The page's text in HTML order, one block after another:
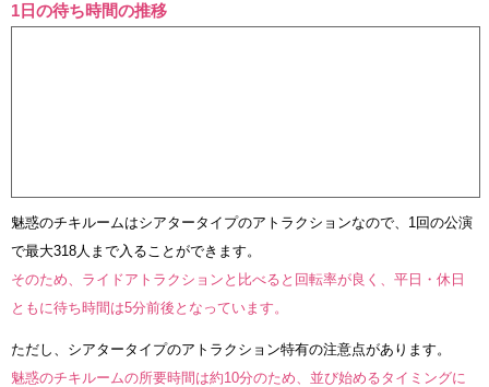
1日の待ち時間の推移
魅惑のチキルームはシアタータイプのアトラクションなので、1回の公演
で最大318人まで入ることができます。
そのため、ライドアトラクションと比べると回転率が良く、平日・休日
ともに待ち時間は5分前後となっています。
ただし、シアタータイプのアトラクション特有の注意点があります。
魅惑のチキルームの所要時間は約10分のため、並び始めるタイミングに